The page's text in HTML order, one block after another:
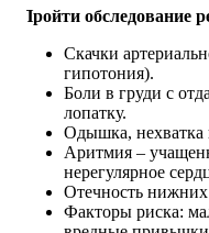
Пройти обследование
Скачки
гипотония).
Боли в груди с
лопатку.
Одышка, нехватка
Аритмия –
нерегулярное
Отечность нижних
Факторы риска: